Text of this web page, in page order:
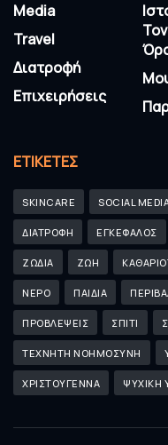
Media
Travel
Διατροφή
Επιχειρήσεις
ΕΤΙΚΈΤΕΣ
SKINCARE SOCIAL
ΔΙΑΤΡΟΦΗ ΕΓΚΕΦΑΛΟΣ
ΖΩΔΙΑ ΖΩΗ
ΝΕΡΟ ΠΑΙΔΙΑ
ΠΡΟΒΛΕΨΕΙΣ ΣΠΙΤΙ
ΤΕΧΝΗΤΗ ΝΟΗΜΟΣΥΝΗ
ΧΡΙΣΤΟΥΓΕΝΝΑ ΨΥΧΙΚΗ